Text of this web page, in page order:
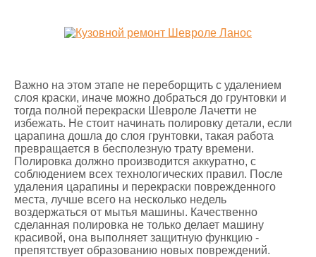
Важно на этом этапе не переборщить с удалением
слоя краски, иначе можно добраться до грунтовки и
тогда полной перекраски Шевроле Лачетти не
избежать. Не стоит начинать полировку детали, если
царапина дошла до слоя грунтовки, такая работа
превращается в бесполезную трату времени.
Полировка должно производится аккуратно, с
соблюдением всех технологических правил. После
удаления царапины и перекраски поврежденного
места, лучше всего на несколько недель
воздержаться от мытья машины. Качественно
сделанная полировка не только делает машину
красивой, она выполняет защитную функцию -
препятствует образованию новых повреждений.